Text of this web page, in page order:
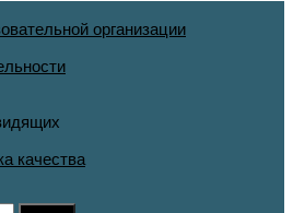
организации
качества